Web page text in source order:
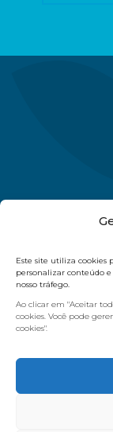
Este site utiliza cookies
personalizar conteúdo
nosso tráfego.
Ao clicar em "Aceitar
cookies. Você pode
cookies".
R.